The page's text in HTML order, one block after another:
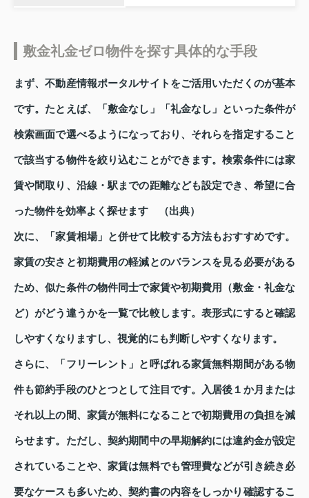
敷金礼金ゼロ物件を探す具体的な手段
まず、不動産情報ポータルサイトをご活用いただくのが基本
です。たとえば、「敷金なし」「礼金なし」といった条件が
検索画面で選べるようになっており、それらを指定すること
で該当する物件を絞り込むことができます。検索条件には家
賃や間取り、沿線・駅までの距離なども設定でき、希望に合
った物件を効率よく探せます （出典）
次に、「家賃相場」と併せて比較する方法もおすすめです。
家賃の安さと初期費用の軽減とのバランスを見る必要がある
ため、似た条件の物件同士で家賃や初期費用（敷金・礼金な
ど）がどう違うかを一覧で比較します。表形式にすると確認
しやすくなりますし、視覚的にも判断しやすくなります。
さらに、「フリーレント」と呼ばれる家賃無料期間がある物
件も節約手段のひとつとして注目です。入居後１か月または
それ以上の間、家賃が無料になることで初期費用の負担を減
らせます。ただし、契約期間中の早期解約には違約金が設定
されていることや、家賃は無料でも管理費などが引き続き必
要なケースも多いため、契約書の内容をしっかり確認するこ